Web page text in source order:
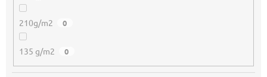
210g/m2 0
135 g/m2 0